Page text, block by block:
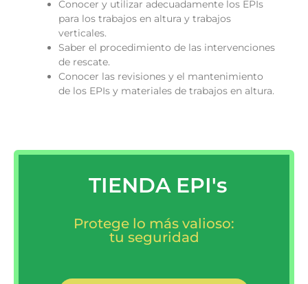
Conocer y utilizar adecuadamente los EPIs
para los trabajos en altura y trabajos
verticales.
Saber el procedimiento de las intervenciones
de rescate.
Conocer las revisiones y el mantenimiento
de los EPIs y materiales de trabajos en altura.
TIENDA EPI's
Protege lo más valioso:
tu seguridad